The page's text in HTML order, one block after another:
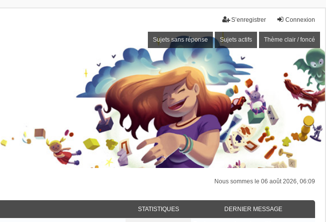
Connexion
S’enregistrer
Sujets sans réponse Sujets actifs Thème clair / foncé
Nous sommes le 06 août 2026, 06:09
STATISTIQUES DERNIER MESSAGE